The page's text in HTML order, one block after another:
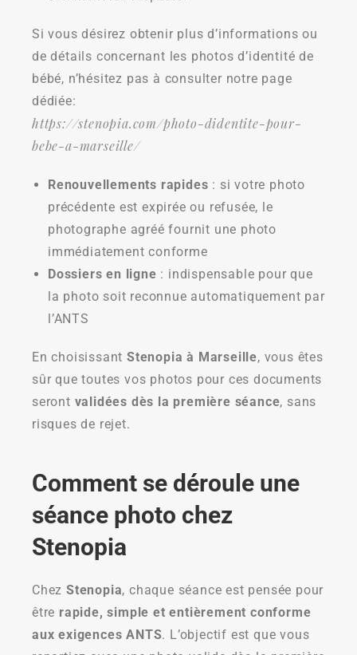
Si vous désirez obtenir plus d’informations ou
de détails concernant les photos d’identité de
bébé, n’hésitez pas à consulter notre page
dédiée:
https://stenopia.com/photo-didentite-pour-
bebe-a-marseille/
Renouvellements rapides : si votre photo
précédente est expirée ou refusée, le
photographe agréé fournit une photo
immédiatement conforme
Dossiers en ligne : indispensable pour que
la photo soit reconnue automatiquement par
l’ANTS
En choisissant Stenopia à Marseille, vous êtes
sûr que toutes vos photos pour ces documents
seront validées dès la première séance, sans
risques de rejet.
Comment se déroule une
séance photo chez
Stenopia
Chez Stenopia, chaque séance est pensée pour
être rapide, simple et entièrement conforme
aux exigences ANTS. L’objectif est que vous